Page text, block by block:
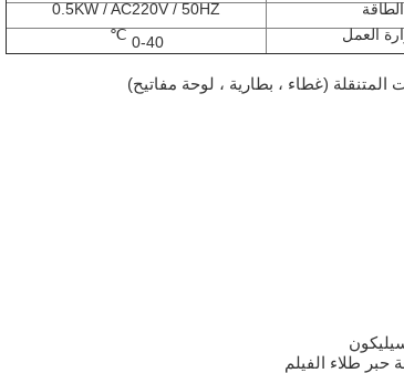
0.5KW / AC220V / 50HZ
العمل
0-40 ℃
المتنقلة (غطاء ، بطارية ، لوحة مفاتيح)